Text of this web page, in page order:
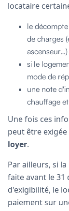
locataire
le
de charges
ascenseur…)
si le
mode de
une note
chauffage
Une fois ces
peut être
loyer.
Par ailleurs, si
faite avant le 31
d'exigibilité, le
paiement sur